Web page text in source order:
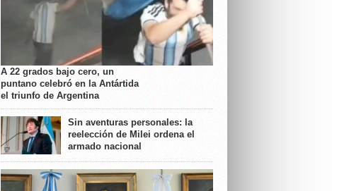
A 22 grados bajo cero, un
puntano celebró en la Antártida
el triunfo de Argentina
Sin aventuras personales: la
reelección de Milei ordena el
armado nacional